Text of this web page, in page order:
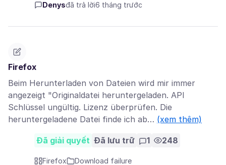
Denysđã trả lời6 tháng trước
Firefox
Beim Herunterladen von Dateien wird mir immer
angezeigt "Originaldatei heruntergeladen. API
Schlüssel ungültig. Lizenz überprüfen. Die
heruntergeladene Datei finde ich ab… (xem thêm)
Đã giải quyết Đã lưu trữ 1 248
Firefox Download failure